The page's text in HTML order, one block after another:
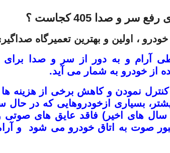
و صدا 405 کجاست ؟
، اولین و بهترین تعمیرگاه
آرام و به دور از سر و صدا
از خودرو به شمار می آید.
کنترل نمودن و کاهش برخی از
بسیاری ازخودروهایی که در
سال های اخیر) فاقد عایق های صوتی
صوت به اتاق خودرو می شود و